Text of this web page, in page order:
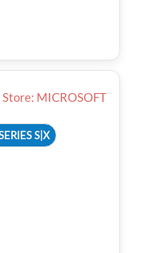
Store: MICROSOFT
S|X